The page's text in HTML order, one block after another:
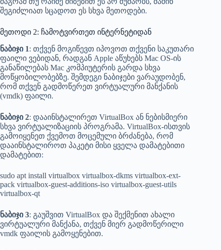
შეგიძლიათ სცადოთ ეს სხვა მეთოდები.
მეთოდი 2: ჩამოტვირთეთ ინტერნეტიდან
ნაბიჯი 1: თქვენ მოგიწევთ იპოვოთ თქვენი საკუთარი
ფაილი ვებიდან, რადგან Apple აწუხებს Mac OS-ის
განაწილებას Mac კომპიუტერის გარდა სხვა
მოწყობილობებზე. შემდეგი ნაბიჯები ვარაუდობენ,
რომ თქვენ გადმოწერეთ ვირტუალური მანქანის
(vmdk) ფაილი.
ნაბიჯი 2: დააინსტალირეთ VirtualBox ან ნებისმიერი
სხვა ვირტუალიზაციის პროგრამა. VirtualBox-ისთვის
გამოიყენეთ ქვემოთ მოცემული ბრძანება, რომ
დააინსტალიროთ პაკეტი მისი ყველა დამატებითი
დამატებით:
sudo apt install virtualbox virtualbox-dkms virtualbox-ext-
pack virtualbox-guest-additions-iso virtualbox-guest-utils
virtualbox-qt
ნაბიჯი 3: გაუშვით VirtualBox და შექმენით ახალი
ვირტუალური მანქანა, თქვენ მიერ გადმოწერილი
vmdk ფაილის გამოყენებით.